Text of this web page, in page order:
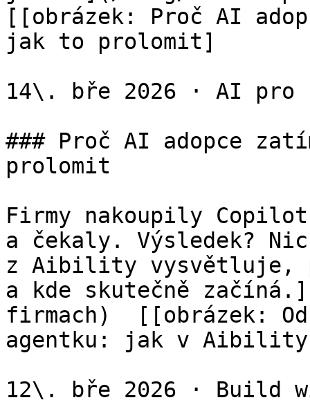
[[obrázek: Proč AI
jak to prolomit]
14\. bře 2026 · AI pro
### Proč AI adopce
prolomit
Firmy nakoupily
a čekaly. Výsledek?
z Aibility vysvětluje,
a kde skutečně
firmach)  [[obrázek:
agentku: jak v Aibility
12\. bře 2026 · Build